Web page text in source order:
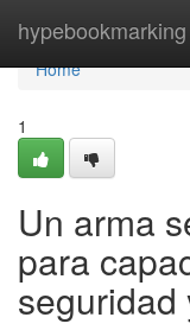
hypebookmarking
Home
Home
1
Un arma
para
seguridad